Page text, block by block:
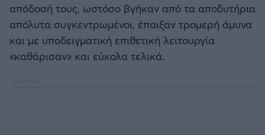
Καλαμάτα
Ηρακλής
απόδοσή τους, ωστόσο βγήκαν από τα αποδυτήρια
απόλυτα συγκεντρωμένοι, έπαιξαν τρομερή άμυνα
και με υποδειγματική επιθετική λειτουργία
«καθάρισαν» και εύκολα τελικά.